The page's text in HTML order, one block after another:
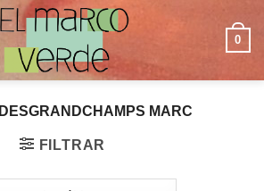
0
DESGRANDCHAMPS MARC
FILTRAR